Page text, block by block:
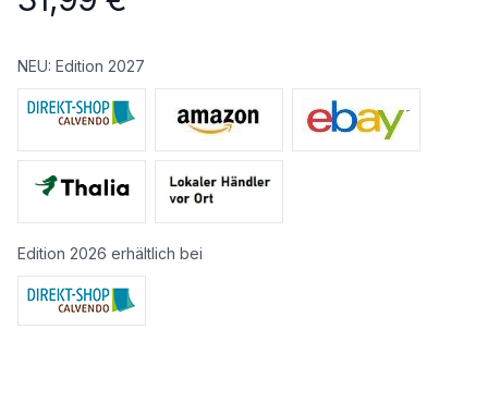
NEU: Edition 2027
Edition 2026 erhältlich bei